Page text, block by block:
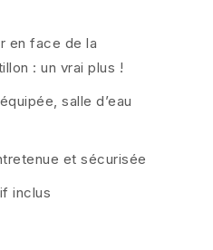
en face de la
: un vrai plus !
salle d’eau
et sécurisée
inclus